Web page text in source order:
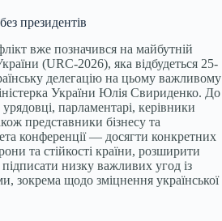
президентів
вже позначився на майбутній
(URC-2026), яка відбудеться 25-
делегацію на цьому важливому
України Юлія Свириденко. До
урядовці, парламентарі, керівники
представники бізнесу та
конференції — досягти конкретних
та стійкості країни, розширити
низку важливих угод із
зокрема щодо зміцнення української